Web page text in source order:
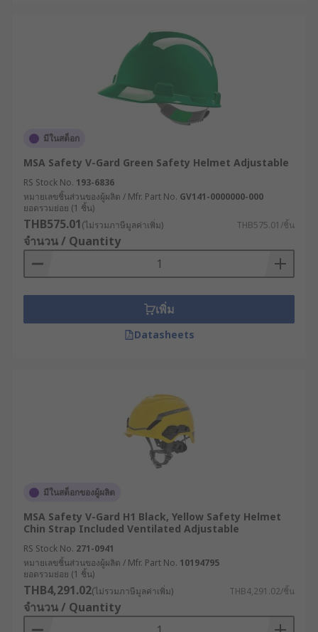
มีในสต็อก
MSA Safety V-Gard Green Safety Helmet Adjustable
RS Stock No. 193-6836
หมายเลขชิ้นส่วนของผู้ผลิต / Mfr. Part No. GV141-0000000-000
ยอดรวมย่อย (1 ชิ้น)
THB575.01(ไม่รวมภาษีมูลค่าเพิ่ม) THB575.01/ชิ้น
จำนวน / Quantity
เพิ่ม
Datasheets
มีในสต็อกของผู้ผลิต
MSA Safety V-Gard H1 Black, Yellow Safety Helmet
Chin Strap Included Ventilated Adjustable
RS Stock No. 271-0941
หมายเลขชิ้นส่วนของผู้ผลิต / Mfr. Part No. 10194795
ยอดรวมย่อย (1 ชิ้น)
THB4,291.02(ไม่รวมภาษีมูลค่าเพิ่ม) THB4,291.02/ชิ้น
จำนวน / Quantity